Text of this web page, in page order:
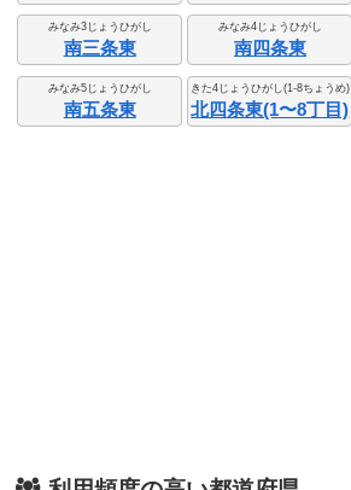
みなみ3じょうひがし
南三条東
みなみ4じょうひがし
南四条東
みなみ5じょうひがし
南五条東
きた4じょうひがし(1-8ちょうめ)
北四条東(1〜8丁目)